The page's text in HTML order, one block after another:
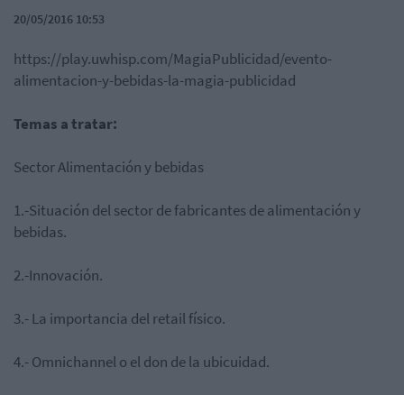
20/05/2016 10:53
https://play.uwhisp.com/MagiaPublicidad/evento-
alimentacion-y-bebidas-la-magia-publicidad
Temas a tratar:
Sector Alimentación y bebidas
1.-Situación del sector de fabricantes de alimentación y
bebidas.
2.-Innovación.
3.- La importancia del retail físico.
4.- Omnichannel o el don de la ubicuidad.